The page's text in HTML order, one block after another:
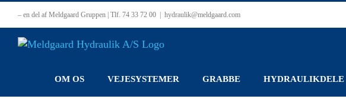
content
– en del af Meldgaard Gruppen | Tlf. 74 33 72 00 hydraulik@meldgaard.com
OM OS VEJESYSTEMER GRABBE HYDRAULIKDELE